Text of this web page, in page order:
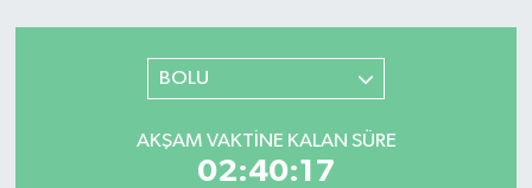
BOLU
AKŞAM VAKTINE KALAN SÜRE
02:40:17